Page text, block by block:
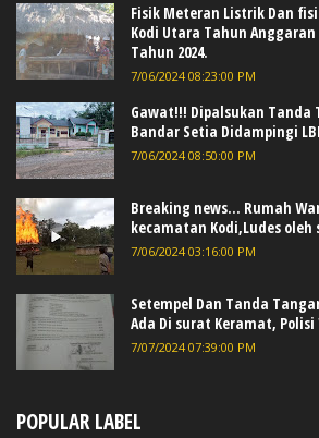
Fisik Meteran Listrik Dan
Kodi Utara Tahun Anggaran
Tahun 2024.
7/06/2024 08:23:00 PM
Gawat!!! Dipalsukan Tanda
Bandar Setia Didampingi
7/06/2024 08:50:00 PM
Breaking news... Rumah
kecamatan Kodi,Ludes oleh
7/06/2024 03:16:00 PM
Setempel Dan Tanda
Ada Di surat Keramat, Polisi
7/07/2024 07:39:00 PM
POPULAR LABEL